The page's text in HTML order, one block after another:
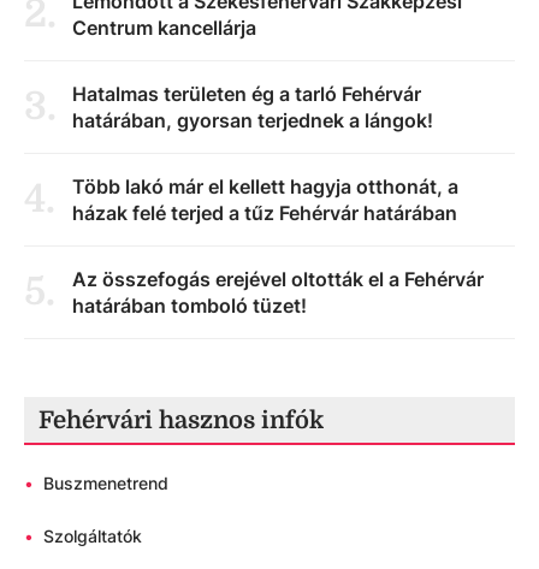
2.
Centrum kancellárja
3.
Hatalmas területen ég a tarló Fehérvár
határában, gyorsan terjednek a lángok!
4.
Több lakó már el kellett hagyja otthonát, a
házak felé terjed a tűz Fehérvár határában
5.
Az összefogás erejével oltották el a Fehérvár
határában tomboló tüzet!
Fehérvári hasznos infók
• Buszmenetrend
• Szolgáltatók